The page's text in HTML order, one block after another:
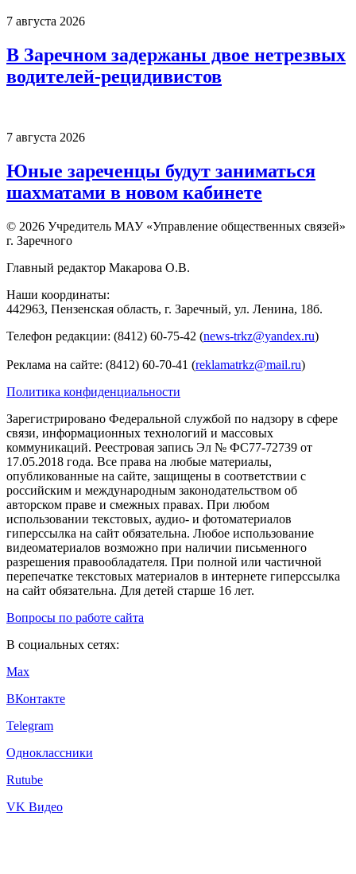
7 августа 2026
В Заречном задержаны двое нетрезвых
водителей-рецидивистов
7 августа 2026
Юные зареченцы будут заниматься
шахматами в новом кабинете
© 2026 Учредитель МАУ «Управление общественных связей»
г. Заречного
Главный редактор Макарова О.В.
Наши координаты:
442963, Пензенская область, г. Заречный, ул. Ленина, 18б.
Телефон редакции: (8412) 60-75-42 (news-trkz@yandex.ru)
Реклама на сайте: (8412) 60-70-41 (reklamatrkz@mail.ru)
Политика конфиденциальности
Зарегистрировано Федеральной службой по надзору в сфере
связи, информационных технологий и массовых
коммуникаций. Реестровая запись Эл № ФС77-72739 от
17.05.2018 года. Все права на любые материалы,
опубликованные на сайте, защищены в соответствии с
российским и международным законодательством об
авторском праве и смежных правах. При любом
использовании текстовых, аудио- и фотоматериалов
гиперссылка на сайт обязательна. Любое использование
видеоматериалов возможно при наличии письменного
разрешения правообладателя. При полной или частичной
перепечатке текстовых материалов в интернете гиперссылка
на сайт обязательна. Для детей старше 16 лет.
Вопросы по работе сайта
В социальных сетях:
Max
ВКонтакте
Telegram
Одноклассники
Rutube
VK Видео